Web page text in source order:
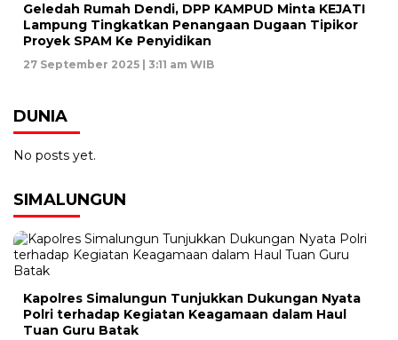
Geledah Rumah Dendi, DPP KAMPUD Minta KEJATI
Lampung Tingkatkan Penangaan Dugaan Tipikor
Proyek SPAM Ke Penyidikan
27 September 2025 | 3:11 am WIB
DUNIA
No posts yet.
SIMALUNGUN
Kapolres Simalungun Tunjukkan Dukungan Nyata
Polri terhadap Kegiatan Keagamaan dalam Haul
Tuan Guru Batak